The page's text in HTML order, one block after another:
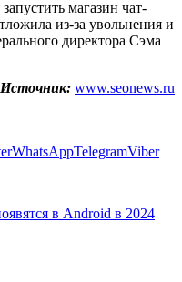
магазин чат-
из-за увольнения и
директора Сэма
Источник: www.seonews.ru
WhatsAppTelegramViber
в Android в 2024